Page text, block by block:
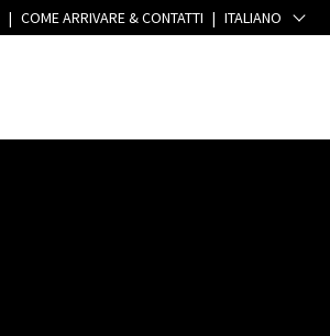
| COME ARRIVARE & CONTATTI | ITALIANO